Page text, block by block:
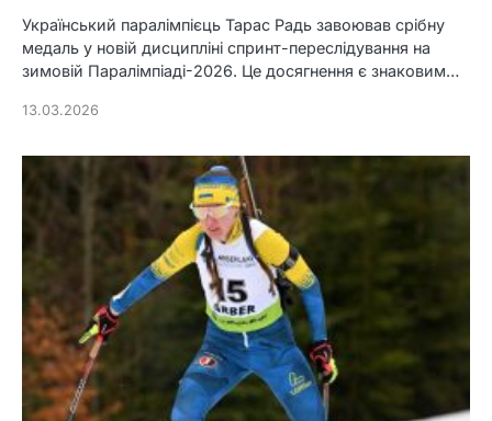
Український паралімпієць Тарас Радь завоював срібну
медаль у новій дисципліні спринт-переслідування на
зимовій Паралімпіаді-2026. Це досягнення є знаковим…
13.03.2026